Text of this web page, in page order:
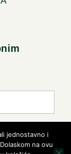
jednostavno i
na ovu